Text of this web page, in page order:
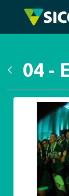
Pular para o
04 -
Galeria de Mídias